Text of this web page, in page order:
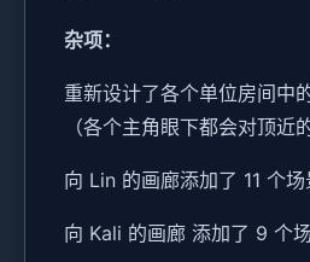
杂项：
重新设计了各个单位房间中
（各个主角眼下都会对顶近
向 Lin 的画廊添加了 11 个场
向 Kali 的画廊 添加了 9 个